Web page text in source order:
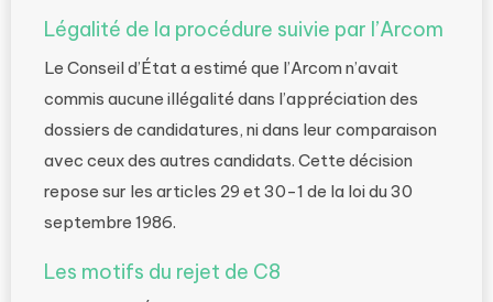
Légalité de la procédure suivie par l’Arcom
Le Conseil d’État a estimé que l’Arcom n’avait
commis aucune illégalité dans l’appréciation des
dossiers de candidatures, ni dans leur comparaison
avec ceux des autres candidats. Cette décision
repose sur les articles 29 et 30-1 de la loi du 30
septembre 1986.
Les motifs du rejet de C8